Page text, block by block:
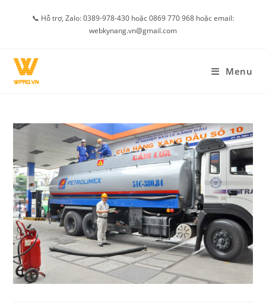
📞 Hỗ trợ, Zalo: 0389-978-430 hoặc 0869 770 968 hoặc email:
webkynang.vn@gmail.com
Menu